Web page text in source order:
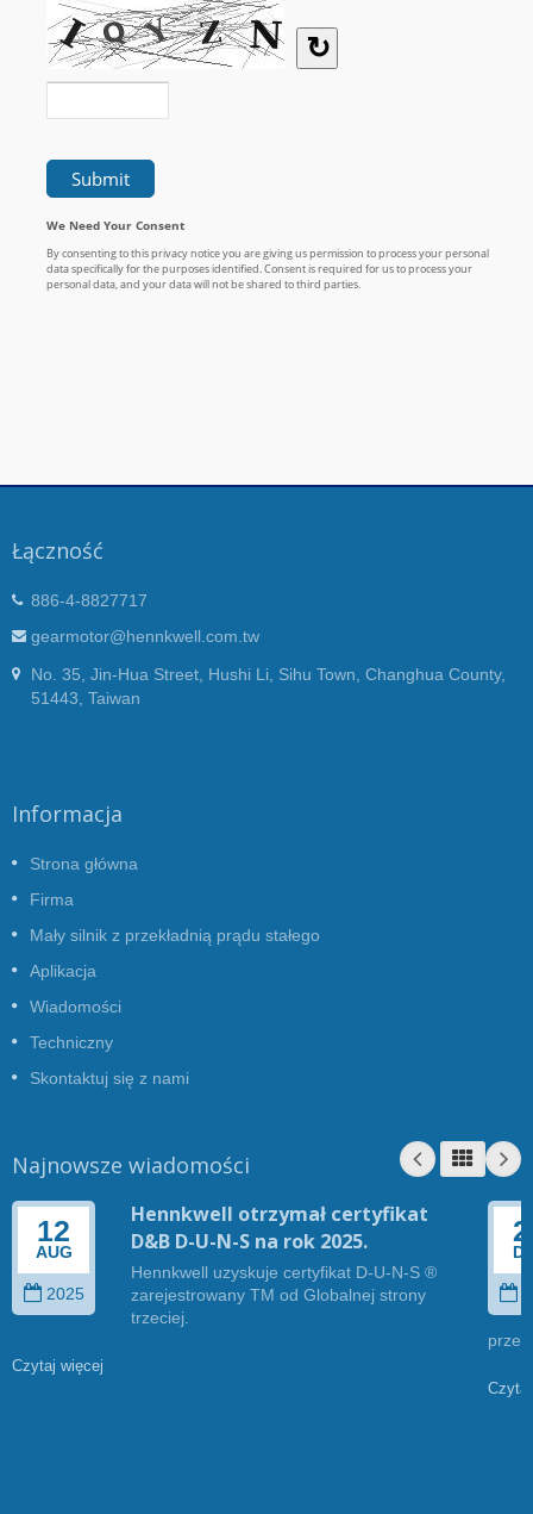
Łączność
886-4-8827717
gearmotor@hennkwell.com.tw
No. 35, Jin-Hua Street, Hushi Li, Sihu Town, Changhua County,
51443, Taiwan
Informacja
Strona główna
Firma
Mały silnik z przekładnią prądu stałego
Aplikacja
Wiadomości
Techniczny
Skontaktuj się z nami
Najnowsze wiadomości
12
AUG
2025
Hennkwell otrzymał certyfikat
D&B D-U-N-S na rok 2025.
Hennkwell uzyskuje certyfikat D-U-N-S ®
zarejestrowany TM od Globalnej strony
trzeciej.
Czytaj więcej